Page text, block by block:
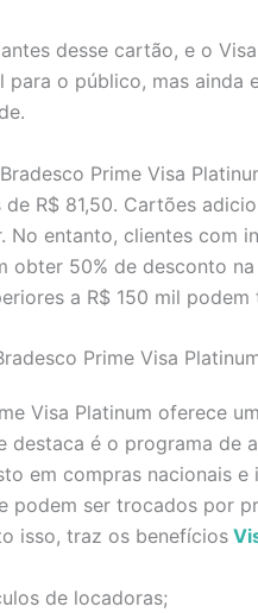
desse cartão, e o
para o público, mas ainda
Prime Visa
R$ 81,50. Cartões
No entanto, clientes com
obter 50% de desconto
a R$ 150 mil
Prime Visa
Visa Platinum oferece
destaca é o programa de
em compras nacionais e
podem ser trocados por
isso, traz os benefícios
de locadoras;